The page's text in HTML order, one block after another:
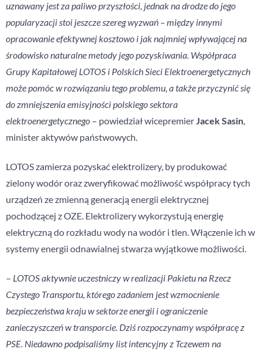
uznawany jest za paliwo przyszłości, jednak na drodze do jego
popularyzacji stoi jeszcze szereg wyzwań – między innymi
opracowanie efektywnej kosztowo i jak najmniej wpływającej na
środowisko naturalne metody jego pozyskiwania. Współpraca
Grupy Kapitałowej LOTOS i Polskich Sieci Elektroenergetycznych
może pomóc w rozwiązaniu tego problemu, a także przyczynić się
do zmniejszenia emisyjności polskiego sektora
elektroenergetycznego – powiedział wicepremierJacek Sasin,
minister aktywów państwowych.
LOTOS zamierza pozyskać elektrolizery, by produkować
zielony wodór oraz zweryfikować możliwość współpracy tych
urządzeń ze zmienną generacją energii elektrycznej
pochodzącej z OZE. Elektrolizery wykorzystują energię
elektryczną do rozkładu wody na wodór i tlen. Włączenie ich w
systemy energii odnawialnej stwarza wyjątkowe możliwości.
– LOTOS aktywnie uczestniczy w realizacji Pakietu na Rzecz
Czystego Transportu, którego zadaniem jest wzmocnienie
bezpieczeństwa kraju w sektorze energii i ograniczenie
zanieczyszczeń w transporcie. Dziś rozpoczynamy współpracę z
PSE. Niedawno podpisaliśmy list intencyjny z Tczewem na